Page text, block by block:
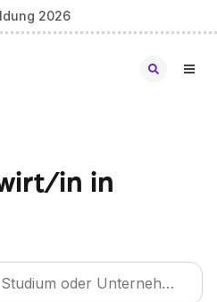
2026
in in